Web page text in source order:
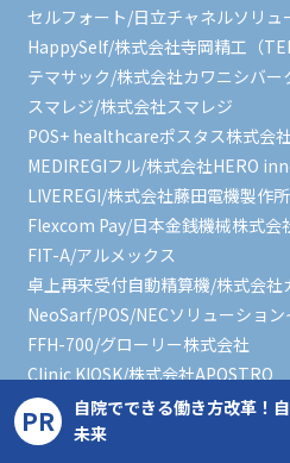
PR
自院でできる働き方改革！
未来
セルフォート/日立チャネルソリュ
HappySelf/株式会社寺岡精工（
テマサック/株式会社カワニシバー
スマレジ/株式会社スマレジ
POS+ healthcareポスタス株式会社
MEDIREGIフル/株式会社HERO
LIVEREGI/株式会社藤田電機製作所
Flexcom Pay/日本金銭機械株式会
FIT-A/アルメックス
卓上再来受付自動精算機/株式会社
NeoSarf/POS/NECソリューショ
FFH-700/グローリー株式会社
Clinic KIOSK/株式会社APOSTRO